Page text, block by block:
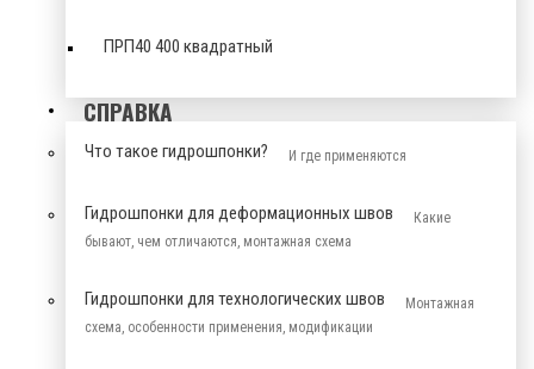
ПРП40 400 квадратный
СПРАВКА
Что такое гидрошпонки? И где применяются
Гидрошпонки для деформационных швов
Какие
бывают, чем отличаются, монтажная схема
Гидрошпонки для технологических швов
Монтажная
схема, особенности применения, модификации